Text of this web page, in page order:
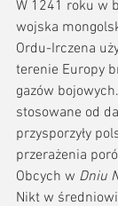
W 1241 roku w
wojska
Ordu-Irczena
terenie Europy
gazów
stosowane od
przysporzyły
przerażenia
Obcych w Dniu
Nikt w